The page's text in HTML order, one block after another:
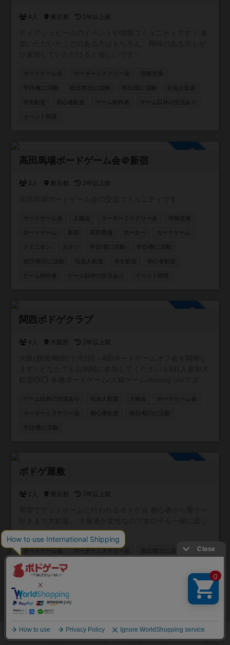
4人 東京都 2年以上前
ボードゲーム会 マーダーミステリー会 情報交換
平日/夜に活動 祝日/祭日に活動 平日/昼に活動 社会人歓迎
学生歓迎 初心者歓迎 ゲーム制作者 ゲーム以外の交流あり
イベント関係
高田馬場ボードゲーム会＠新宿
3人 東京都 2年以上前
ボードゲーム会 人狼会 マーダーミステリー会 情報交換
ボードゲーム 新宿 ポーカー カードゲーム
ドミニオン カタン 平日/昼に活動 平日/夜に活動
祝日/祭日に活動 社会人歓迎 学生歓迎 初心者歓迎
ゲーム制作者 ゲーム以外の交流あり イベント関係
関西ボドゲクラブ
4人 大阪府 2年以上前
11/11(土)
ゲーム以外の交流あり 社会人歓迎 人狼会 ボードゲーム会
マーダーミステリー会 初心者歓迎 祝日/祭日に活動
平日/夜に活動
ボドゲ屋敷
1人 東京都 2年以上前
みましょう♪
ボードゲーム会 マーダーミステリー会 祝日/祭日に活動
社会人歓迎 ゲーム以外の交流あり
参加自由
福井でボドゲ会をしたい！
2人 福井県 2年以上前